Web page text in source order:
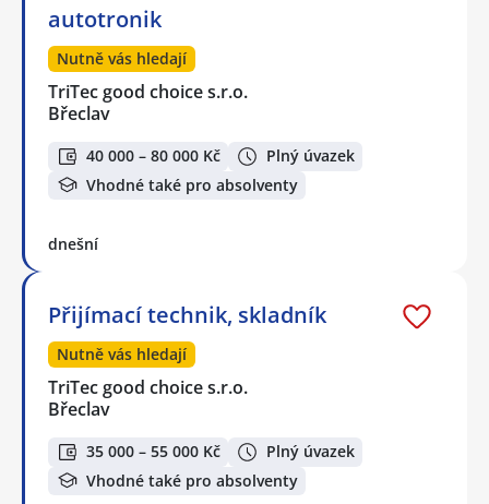
autotronik
Nutně vás hledají
TriTec good choice s.r.o.
Břeclav
40 000 – 80 000 Kč
Plný úvazek
Vhodné také pro absolventy
dnešní
Přijímací technik, skladník
Nutně vás hledají
TriTec good choice s.r.o.
Břeclav
35 000 – 55 000 Kč
Plný úvazek
Vhodné také pro absolventy